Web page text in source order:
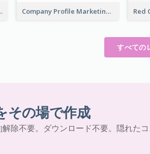
Reports Company Profile Marketing Reports
すべての
その場で作成
除不要。ダウンロード不要。隠れた